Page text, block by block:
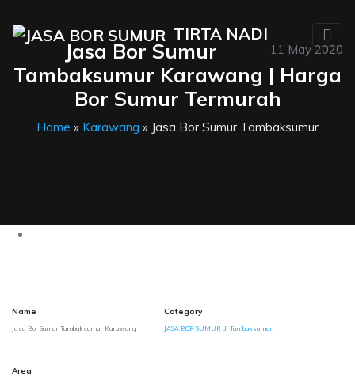
TIRTA NADI
11 May 2020
Jasa Bor Sumur
Tambaksumur Karawang | Harga
Bor Sumur Termurah
Home » Karawang » Jasa Bor Sumur Tambaksumur
Name
Jasa Bor Sumur Tambaksumur Karawang
Category
JASA BOR SUMUR di Tambaksumur
Area